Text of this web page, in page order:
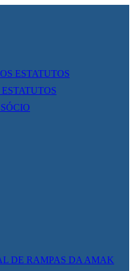
ESTATUTOS
DE RAMPAS DA AMAK